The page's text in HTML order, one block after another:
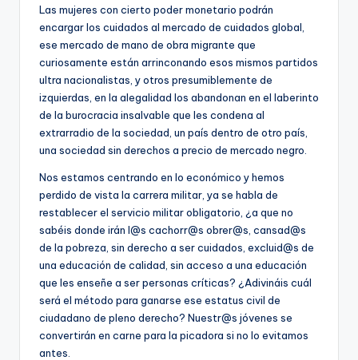
Las mujeres con cierto poder monetario podrán
encargar los cuidados al mercado de cuidados global,
ese mercado de mano de obra migrante que
curiosamente están arrinconando esos mismos partidos
ultra nacionalistas, y otros presumiblemente de
izquierdas, en la alegalidad los abandonan en el laberinto
de la burocracia insalvable que les condena al
extrarradio de la sociedad, un país dentro de otro país,
una sociedad sin derechos a precio de mercado negro.
Nos estamos centrando en lo económico y hemos
perdido de vista la carrera militar, ya se habla de
restablecer el servicio militar obligatorio, ¿a que no
sabéis donde irán l@s cachorr@s obrer@s, cansad@s
de la pobreza, sin derecho a ser cuidados, excluid@s de
una educación de calidad, sin acceso a una educación
que les enseñe a ser personas críticas? ¿Adivináis cuál
será el método para ganarse ese estatus civil de
ciudadano de pleno derecho? Nuestr@s jóvenes se
convertirán en carne para la picadora si no lo evitamos
antes.